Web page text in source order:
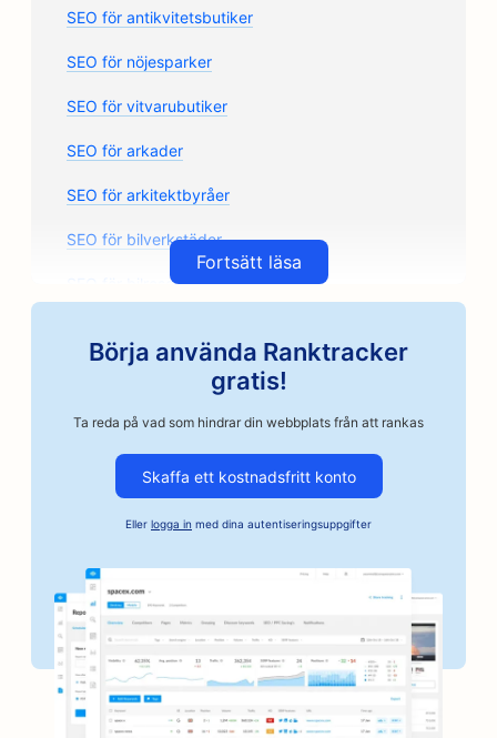
SEO för antikvitetsbutiker
SEO för nöjesparker
SEO för vitvarubutiker
SEO för arkader
SEO för arkitektbyråer
SEO för bilverkstäder
SEO för bilreservdelsbutiker
SEO för bilverkstäder
SEO för Artisan Coffee Roasters
SEO för borgenstjänster
SEO för frisersalonger
SEO för banker
SEO för bokhandlare
SEO för BBQ-skivor
Fortsätt läsa
Börja använda Ranktracker
gratis!
Ta reda på vad som hindrar din webbplats från att rankas
Skaffa ett kostnadsfritt konto
Eller logga in med dina autentiseringsuppgifter